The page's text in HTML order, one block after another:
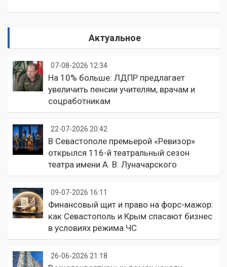
Актуальное
07-08-2026 12:34
На 10% больше: ЛДПР предлагает
увеличить пенсии учителям, врачам и
соцработникам
22-07-2026 20:42
В Севастополе премьерой «Ревизор»
открылся 116-й театральный сезон
театра имени А. В. Луначарского
09-07-2026 16:11
Финансовый щит и право на форс-мажор:
как Севастополь и Крым спасают бизнес
в условиях режима ЧС
26-06-2026 21:18